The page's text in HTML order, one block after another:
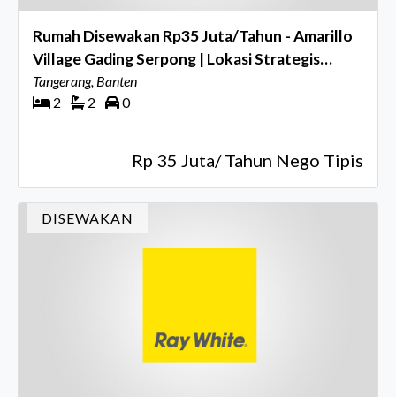
Rumah Disewakan Rp35 Juta/Tahun - Amarillo
Village Gading Serpong | Lokasi Strategis
Perbatasan BSD
Tangerang, Banten
2
2 0
Rp 35 Juta/ Tahun Nego Tipis
DISEWAKAN